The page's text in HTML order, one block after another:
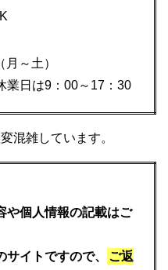
～土）
業日は9：00～17：30
混雑しています。
や個人情報の記載はご
イトですので、
ご返